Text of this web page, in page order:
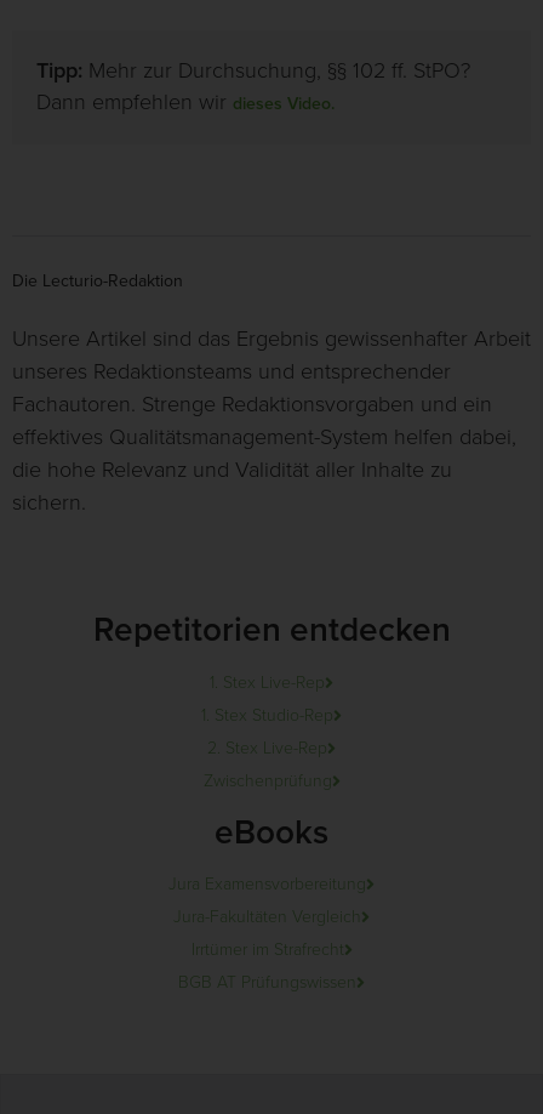
Tipp: Mehr zur Durchsuchung, §§ 102 ff. StPO?
Dann empfehlen wir dieses Video.
Die Lecturio-Redaktion
Unsere Artikel sind das Ergebnis gewissenhafter Arbeit
unseres Redaktionsteams und entsprechender
Fachautoren. Strenge Redaktionsvorgaben und ein
effektives Qualitätsmanagement-System helfen dabei,
die hohe Relevanz und Validität aller Inhalte zu
sichern.
Repetitorien entdecken
1. Stex Live-Rep
1. Stex Studio-Rep
2. Stex Live-Rep
Zwischenprüfung
eBooks
Jura Examensvorbereitung
Jura-Fakultäten Vergleich
Irrtümer im Strafrecht
BGB AT Prüfungswissen